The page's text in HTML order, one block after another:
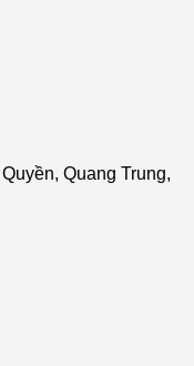
Quang Trung,